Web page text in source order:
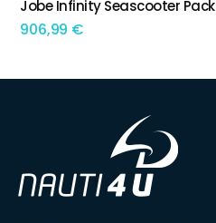
ADICIONAR
Jobe Infinity Seascooter Pack
906,99 €